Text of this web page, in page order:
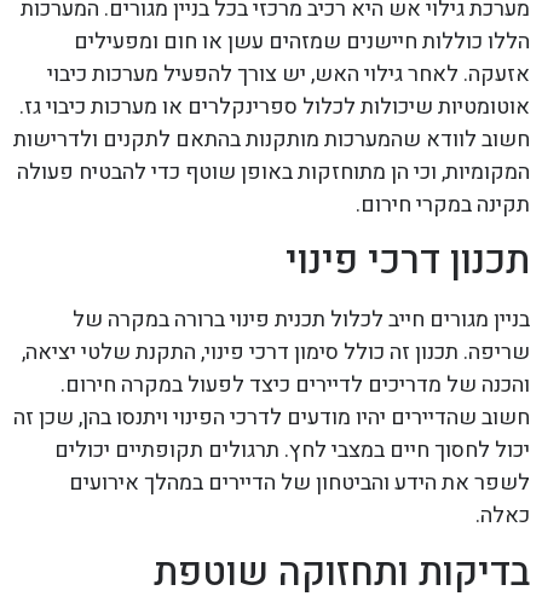
מערכת גילוי אש היא רכיב מרכזי בכל בניין מגורים. המערכות
הללו כוללות חיישנים שמזהים עשן או חום ומפעילים
אזעקה. לאחר גילוי האש, יש צורך להפעיל מערכות כיבוי
אוטומטיות שיכולות לכלול ספרינקלרים או מערכות כיבוי גז.
חשוב לוודא שהמערכות מותקנות בהתאם לתקנים ולדרישות
המקומיות, וכי הן מתוחזקות באופן שוטף כדי להבטיח פעולה
תקינה במקרי חירום.
תכנון דרכי פינוי
בניין מגורים חייב לכלול תכנית פינוי ברורה במקרה של
שריפה. תכנון זה כולל סימון דרכי פינוי, התקנת שלטי יציאה,
והכנה של מדריכים לדיירים כיצד לפעול במקרה חירום.
חשוב שהדיירים יהיו מודעים לדרכי הפינוי ויתנסו בהן, שכן זה
יכול לחסוך חיים במצבי לחץ. תרגולים תקופתיים יכולים
לשפר את הידע והביטחון של הדיירים במהלך אירועים
כאלה.
בדיקות ותחזוקה שוטפת